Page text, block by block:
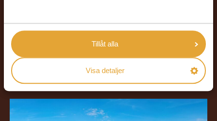
Tillåt alla
Visa detaljer
Dygnet runt service
Alla övernattningar
LÄS MER